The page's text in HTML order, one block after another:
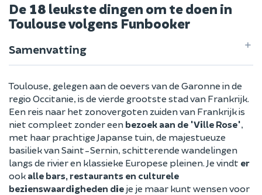
De 18 leukste dingen om te doen in
Toulouse volgens Funbooker
Samenvatting
Toulouse, gelegen aan de oevers van de Garonne in de
regio Occitanie, is de vierde grootste stad van Frankrijk.
Een reis naar het zonovergoten zuiden van Frankrijk is
niet compleet zonder een bezoek aan de 'Ville Rose',
met haar prachtige Japanse tuin, de majestueuze
basiliek van Saint-Sernin, schitterende wandelingen
langs de rivier en klassieke Europese pleinen. Je vindt er
ook alle bars, restaurants en culturele
bezienswaardigheden die je je maar kunt wensen voor